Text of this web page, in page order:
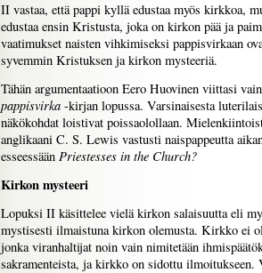
II vastaa, että pappi kyllä edustaa myös kirkkoa,
edustaa ensin Kristusta, joka on kirkon pää ja
vaatimukset naisten vihkimiseksi pappisvirkaan
syvemmin Kristuksen ja kirkon mysteeriä.
Tähän argumentaatioon Eero Huovinen viittasi
pappisvirka -kirjan lopussa. Varsinaisesta
näkökohdat loistivat poissaolollaan.
anglikaani C. S. Lewis vastusti naispappeutta
esseessään Priestesses in the Church?
Kirkon mysteeri
Lopuksi II käsittelee vielä kirkon salaisuutta eli
mystisesti ilmaistuna kirkon olemusta. Kirkko ei
jonka viranhaltijat noin vain nimitetään
sakramenteista, ja kirkko on sidottu ilmoitukseen.